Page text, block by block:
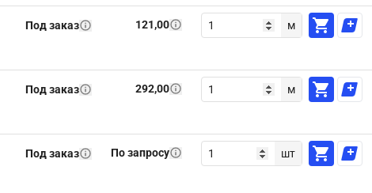
Под заказ 121,00 м
Под заказ 292,00 м
Под заказ По запросу шт